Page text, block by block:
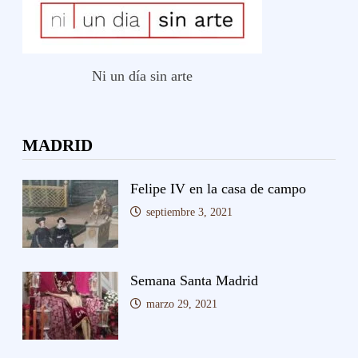
Ni un día sin arte
MADRID
Felipe IV en la casa de campo
septiembre 3, 2021
Semana Santa Madrid
marzo 29, 2021